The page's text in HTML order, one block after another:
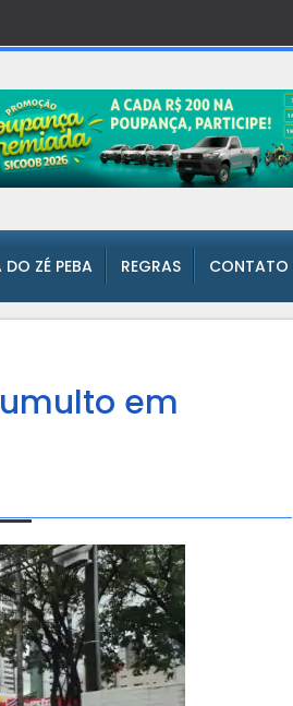
ZÉ PEBA REGRAS CONTATO
em